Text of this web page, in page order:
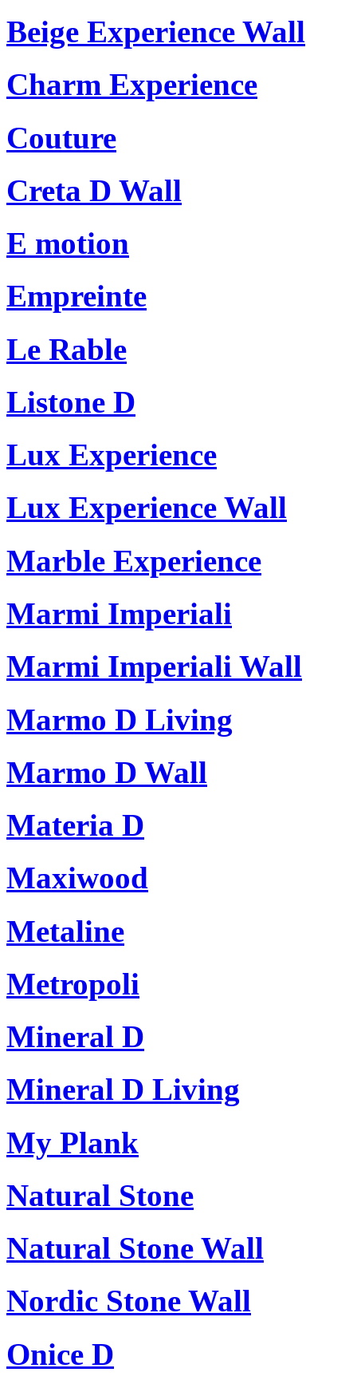
Beige Experience Wall
Charm Experience
Couture
Creta D Wall
E motion
Empreinte
Le Rable
Listone D
Lux Experience
Lux Experience Wall
Marble Experience
Marmi Imperiali
Marmi Imperiali Wall
Marmo D Living
Marmo D Wall
Materia D
Maxiwood
Metaline
Metropoli
Mineral D
Mineral D Living
My Plank
Natural Stone
Natural Stone Wall
Nordic Stone Wall
Onice D